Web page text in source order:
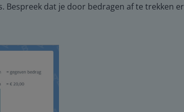
Bespreek dat je door bedragen af te trekken